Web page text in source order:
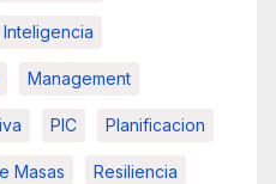
Inteligencia
Management
PIC Planificacion
Masas Resiliencia